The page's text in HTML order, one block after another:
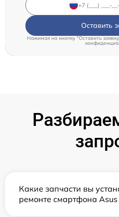
Оставить
Нажимая на кнопку "Оставить
Какие запчасти вы
ремонте смартфона Asus